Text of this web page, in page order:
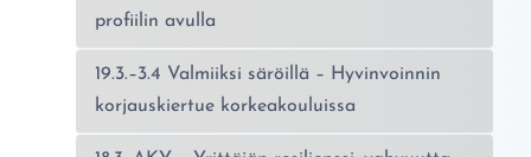
profiilin avulla
19.3.–3.4 Valmiiksi säröillä – Hyvinvoinnin
korjauskiertue korkeakouluissa